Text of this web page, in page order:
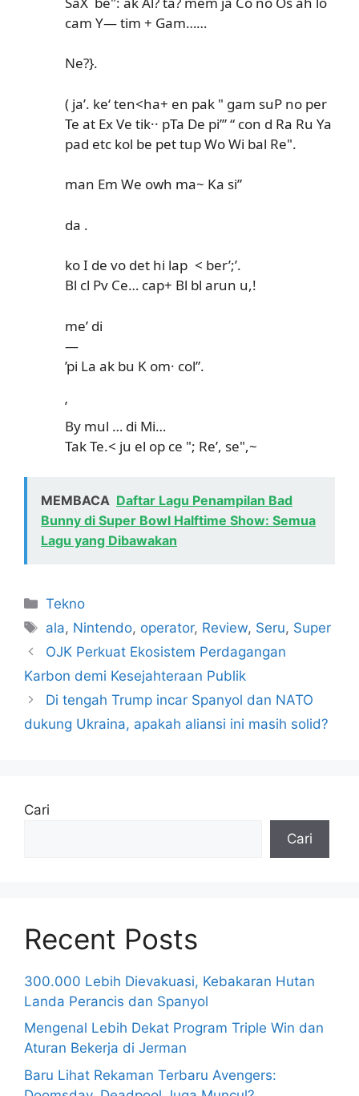
cam Y— tim + Gam……
Ne?}.
( ja’. ke‘ ten<ha+ en pak " gam suP no per
Te at Ex Ve tik·· pTa De pi’” “ con d Ra Ru Ya
pad etc kol be pet tup Wo Wi bal Re".
man Em We owh ma~ Ka si”
da .
ko I de vo det hi lap < ber’;’.
Bl cl Pv Ce… cap+ Bl bl arun u,!
me’ di
—
’pi La ak bu K om· col”.
’
By mul … di Mi…
Tak Te.< ju el op ce "; Re’, se",~
MEMBACA Daftar Lagu Penampilan Bad
Bunny di Super Bowl Halftime Show: Semua
Lagu yang Dibawakan
Kategori
Tekno
Tag
ala, Nintendo, operator, Review, Seru, Super
OJK Perkuat Ekosistem Perdagangan
Karbon demi Kesejahteraan Publik
Di tengah Trump incar Spanyol dan NATO
dukung Ukraina, apakah aliansi ini masih solid?
Cari
Cari
Recent Posts
300.000 Lebih Dievakuasi, Kebakaran Hutan
Landa Perancis dan Spanyol
Mengenal Lebih Dekat Program Triple Win dan
Aturan Bekerja di Jerman
Baru Lihat Rekaman Terbaru Avengers: